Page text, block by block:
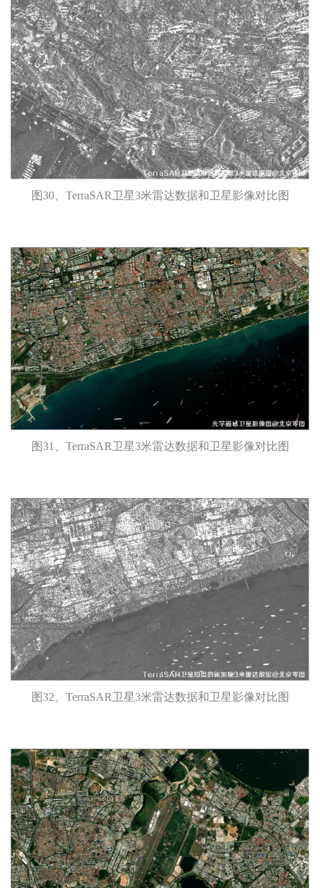
图30、TerraSAR卫星3米雷达数据和卫星影像对比图
图31、TerraSAR卫星3米雷达数据和卫星影像对比图
图32、TerraSAR卫星3米雷达数据和卫星影像对比图